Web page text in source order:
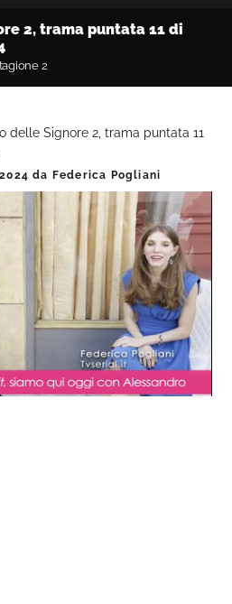
2, trama puntata 11 di
2
delle Signore 2, trama puntata 11
da Federica Pogliani